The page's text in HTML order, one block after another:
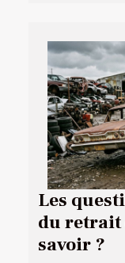
Les
du retrait
savoir ?